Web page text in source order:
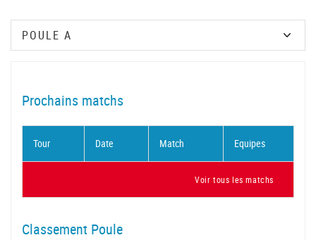
Prochains matchs
Tour Date Match Equipes
Voir tous les matchs
Classement Poule